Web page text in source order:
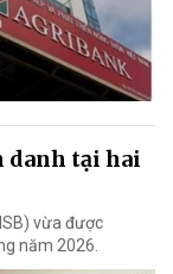
danh tại hai
vừa được
năm 2026.